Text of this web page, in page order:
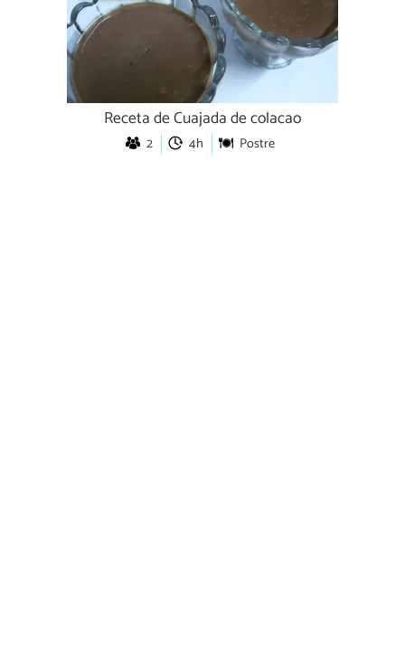
Receta de Cuajada de colacao
2 4h Postre